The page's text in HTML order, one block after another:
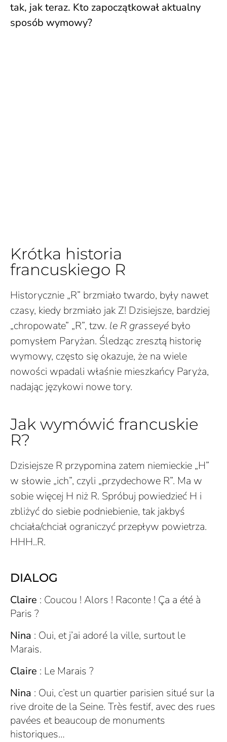
tak, jak teraz. Kto zapoczątkował aktualny
sposób wymowy?
Krótka historia
francuskiego R
Historycznie „R” brzmiało twardo, były nawet
czasy, kiedy brzmiało jak Z! Dzisiejsze, bardziej
„chropowate” „R”, tzw. le R grasseyé było
pomysłem Paryżan. Śledząc zresztą historię
wymowy, często się okazuje, że na wiele
nowości wpadali właśnie mieszkańcy Paryża,
nadając językowi nowe tory.
Jak wymówić francuskie
R?
Dzisiejsze R przypomina zatem niemieckie „H”
w słowie „ich”, czyli „przydechowe R”. Ma w
sobie więcej H niż R. Spróbuj powiedzieć H i
zbliżyć do siebie podniebienie, tak jakbyś
chciała/chciał ograniczyć przepływ powietrza.
HHH..R.
DIALOG
Claire : Coucou ! Alors ! Raconte ! Ça a été à
Paris ?
Nina : Oui, et j’ai adoré la ville, surtout le
Marais.
Claire : Le Marais ?
Nina : Oui, c’est un quartier parisien situé sur la
rive droite de la Seine. Très festif, avec des rues
pavées et beaucoup de monuments
historiques…